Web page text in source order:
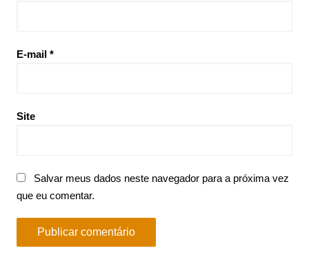
E-mail *
Site
Salvar meus dados neste navegador para a próxima vez
que eu comentar.